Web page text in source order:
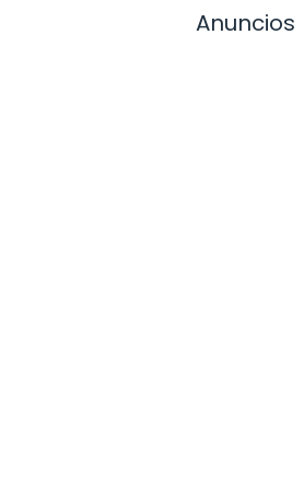
Anuncios